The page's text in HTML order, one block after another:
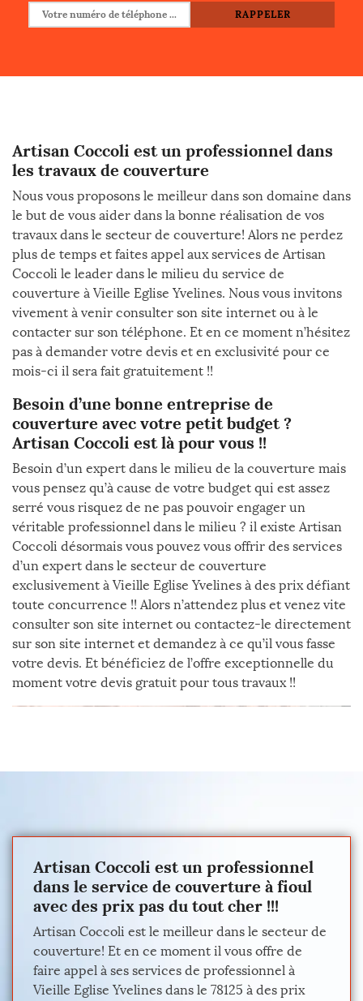
Artisan Coccoli est un professionnel dans
les travaux de couverture
Nous vous proposons le meilleur dans son domaine dans
le but de vous aider dans la bonne réalisation de vos
travaux dans le secteur de couverture! Alors ne perdez
plus de temps et faites appel aux services de Artisan
Coccoli le leader dans le milieu du service de
couverture à Vieille Eglise Yvelines. Nous vous invitons
vivement à venir consulter son site internet ou à le
contacter sur son téléphone. Et en ce moment n’hésitez
pas à demander votre devis et en exclusivité pour ce
mois-ci il sera fait gratuitement !!
Besoin d’une bonne entreprise de
couverture avec votre petit budget ?
Artisan Coccoli est là pour vous !!
Besoin d’un expert dans le milieu de la couverture mais
vous pensez qu’à cause de votre budget qui est assez
serré vous risquez de ne pas pouvoir engager un
véritable professionnel dans le milieu ? il existe Artisan
Coccoli désormais vous pouvez vous offrir des services
d’un expert dans le secteur de couverture
exclusivement à Vieille Eglise Yvelines à des prix défiant
toute concurrence !! Alors n’attendez plus et venez vite
consulter son site internet ou contactez-le directement
sur son site internet et demandez à ce qu’il vous fasse
votre devis. Et bénéficiez de l’offre exceptionnelle du
moment votre devis gratuit pour tous travaux !!
Artisan Coccoli est un professionnel
dans le service de couverture à fioul
avec des prix pas du tout cher !!!
Artisan Coccoli est le meilleur dans le secteur de
couverture! Et en ce moment il vous offre de
faire appel à ses services de professionnel à
Vieille Eglise Yvelines dans le 78125 à des prix